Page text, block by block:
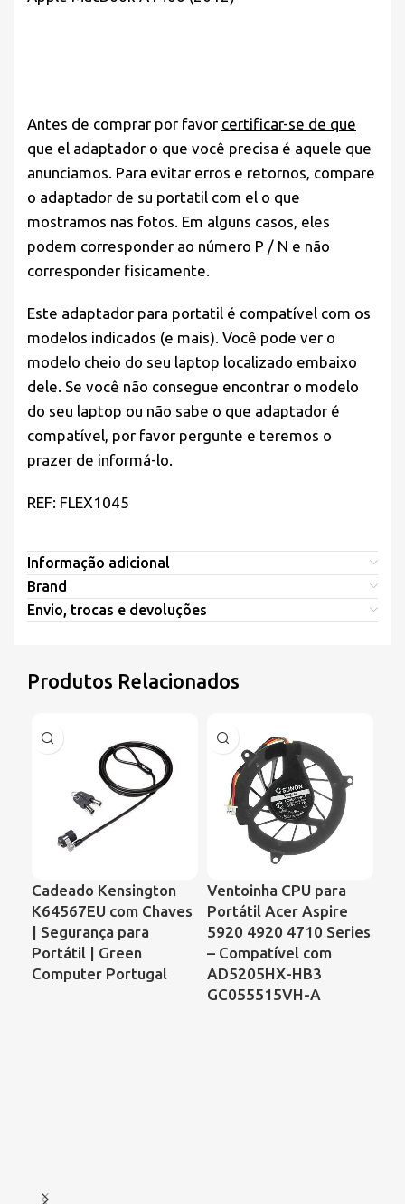
Antes de comprar por favor certificar-se de que
que el adaptador o que você precisa é aquele que
anunciamos. Para evitar erros e retornos, compare
o adaptador de su portatil com el o que
mostramos nas fotos. Em alguns casos, eles
podem corresponder ao número P / N e não
corresponder fisicamente.
Este adaptador para portatil é compatível com os
modelos indicados (e mais). Você pode ver o
modelo cheio do seu laptop localizado embaixo
dele. Se você não consegue encontrar o modelo
do seu laptop ou não sabe o que adaptador é
compatível, por favor pergunte e teremos o
prazer de informá-lo.
REF: FLEX1045
Informação adicional
Brand
Envio, trocas e devoluções
Produtos Relacionados
Cadeado Kensington
K64567EU com Chaves
| Segurança para
Portátil | Green
Computer Portugal
Ventoinha CPU para
Portátil Acer Aspire
5920 4920 4710 Series
– Compatível com
AD5205HX-HB3
GC055515VH-A